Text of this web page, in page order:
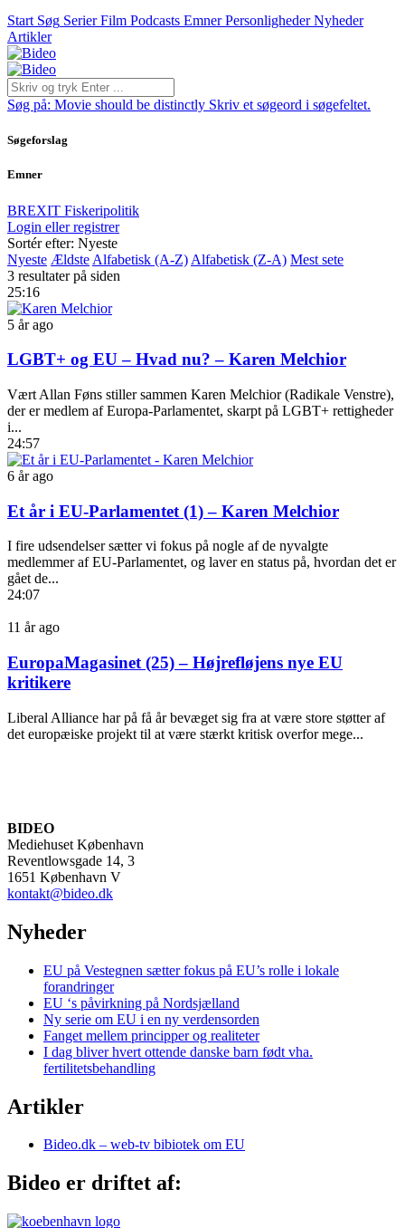
Start Søg Serier Film Podcasts Emner Personligheder Nyheder
Artikler
Søg på: Movie should be distinctly Skriv et søgeord i søgefeltet.
Søgeforslag
Emner
BREXIT Fiskeripolitik
Login eller registrer
Sortér efter: Nyeste
Nyeste Ældste Alfabetisk (A-Z) Alfabetisk (Z-A) Mest sete
3 resultater på siden
25:16
5 år ago
LGBT+ og EU – Hvad nu? – Karen Melchior
Vært Allan Føns stiller sammen Karen Melchior (Radikale Venstre),
der er medlem af Europa-Parlamentet, skarpt på LGBT+ rettigheder
i...
24:57
6 år ago
Et år i EU-Parlamentet (1) – Karen Melchior
I fire udsendelser sætter vi fokus på nogle af de nyvalgte
medlemmer af EU-Parlamentet, og laver en status på, hvordan det er
gået de...
24:07
11 år ago
EuropaMagasinet (25) – Højrefløjens nye EU
kritikere
Liberal Alliance har på få år bevæget sig fra at være store støtter af
det europæiske projekt til at være stærkt kritisk overfor mege...
BIDEO
Mediehuset København
Reventlowsgade 14, 3
1651 København V
kontakt@bideo.dk
Nyheder
EU på Vestegnen sætter fokus på EU’s rolle i lokale
forandringer
EU ‘s påvirkning på Nordsjælland
Ny serie om EU i en ny verdensorden
Fanget mellem principper og realiteter
I dag bliver hvert ottende danske barn født vha.
fertilitetsbehandling
Artikler
Bideo.dk – web-tv bibiotek om EU
Bideo er driftet af: